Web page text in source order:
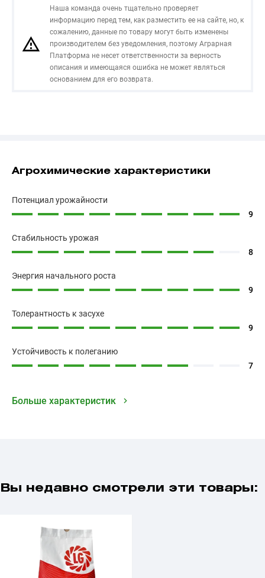
Наша команда очень тщательно проверяет
информацию перед тем, как разместить ее на сайте, но, к
сожалению, данные по товару могут быть изменены
производителем без уведомления, поэтому Аграрная
Платформа не несет ответственности за верность
описания и имеющаяся ошибка не может являться
основанием для его возврата.
Агрохимические характеристики
Потенциал урожайности
9
Cтабильность урожая
8
Энергия начального роста
9
Толерантность к засухе
9
Устойчивость к полеганию
7
Больше характеристик
Вы недавно смотрели эти товары: